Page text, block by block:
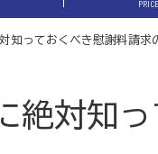
知っておくべき慰謝料請求
絶対知